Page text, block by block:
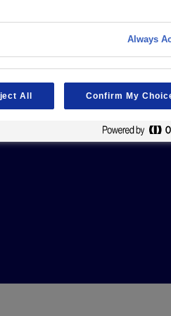
000
DU
Always
All Confirm My